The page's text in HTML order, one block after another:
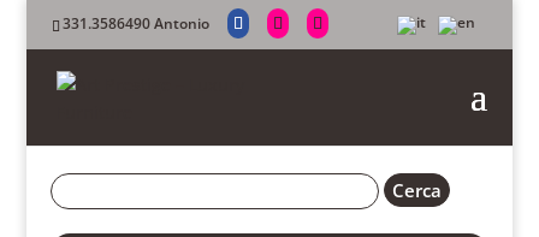
331.3586490 Antonio